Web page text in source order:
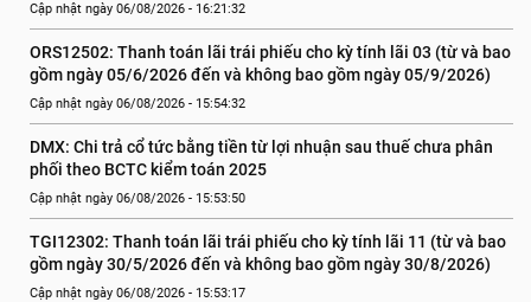
Cập nhật ngày 06/08/2026 - 16:21:32
ORS12502: Thanh toán lãi trái phiếu cho kỳ tính lãi 03 (từ và bao
gồm ngày 05/6/2026 đến và không bao gồm ngày 05/9/2026)
Cập nhật ngày 06/08/2026 - 15:54:32
DMX: Chi trả cổ tức bằng tiền từ lợi nhuận sau thuế chưa phân
phối theo BCTC kiểm toán 2025
Cập nhật ngày 06/08/2026 - 15:53:50
TGI12302: Thanh toán lãi trái phiếu cho kỳ tính lãi 11 (từ và bao
gồm ngày 30/5/2026 đến và không bao gồm ngày 30/8/2026)
Cập nhật ngày 06/08/2026 - 15:53:17